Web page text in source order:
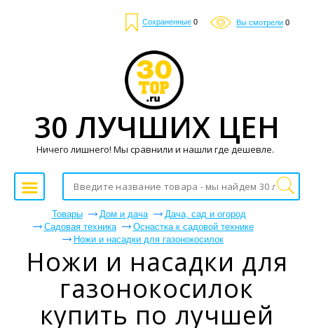
Сохраненные 0 Вы смотрели 0
Товары Дом и дача
Дача, сад и огород
Садовая техника
Оснастка к садовой технике
Ножи и насадки для газонокосилок
Ножи и насадки для
газонокосилок
купить по лучшей
30 ЛУЧШИХ ЦЕН
Ничего лишнего! Мы сравнили и нашли где дешевле.